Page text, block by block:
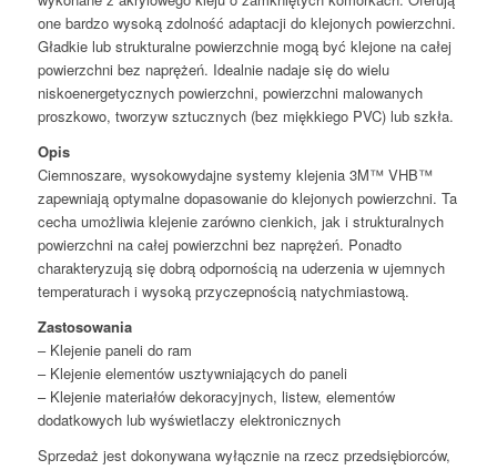
one bardzo wysoką zdolność adaptacji do klejonych powierzchni.
Gładkie lub strukturalne powierzchnie mogą być klejone na całej
powierzchni bez naprężeń. Idealnie nadaje się do wielu
niskoenergetycznych powierzchni, powierzchni malowanych
proszkowo, tworzyw sztucznych (bez miękkiego PVC) lub szkła.
Opis
Ciemnoszare, wysokowydajne systemy klejenia 3M™ VHB™
zapewniają optymalne dopasowanie do klejonych powierzchni. Ta
cecha umożliwia klejenie zarówno cienkich, jak i strukturalnych
powierzchni na całej powierzchni bez naprężeń. Ponadto
charakteryzują się dobrą odpornością na uderzenia w ujemnych
temperaturach i wysoką przyczepnością natychmiastową.
Zastosowania
– Klejenie paneli do ram
– Klejenie elementów usztywniających do paneli
– Klejenie materiałów dekoracyjnych, listew, elementów
dodatkowych lub wyświetlaczy elektronicznych
Sprzedaż jest dokonywana wyłącznie na rzecz przedsiębiorców,